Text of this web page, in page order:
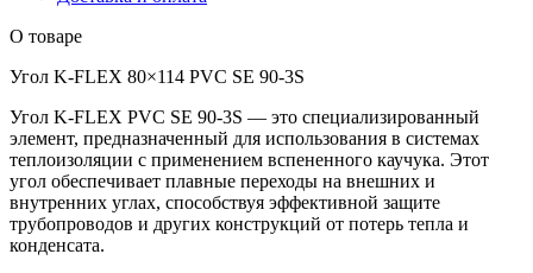
О товаре
Угол K-FLEX 80×114 PVC SE 90-3S
Угол K-FLEX PVC SE 90-3S — это специализированный
элемент, предназначенный для использования в системах
теплоизоляции с применением вспененного каучука. Этот
угол обеспечивает плавные переходы на внешних и
внутренних углах, способствуя эффективной защите
трубопроводов и других конструкций от потерь тепла и
конденсата.